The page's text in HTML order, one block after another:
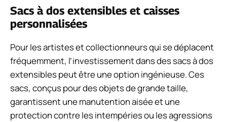
Sacs à dos extensibles et caisses
personnalisées
Pour les artistes et collectionneurs qui se déplacent
fréquemment, l’investissement dans des sacs à dos
extensibles peut être une option ingénieuse. Ces
sacs, conçus pour des objets de grande taille,
garantissent une manutention aisée et une
protection contre les intempéries ou les agressions